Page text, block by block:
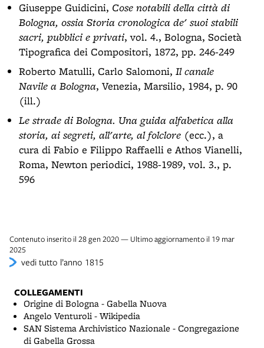
Giuseppe Guidicini, Cose notabili della città di
Bologna, ossia Storia cronologica de' suoi stabili
sacri, pubblici e privati, vol. 4., Bologna, Società
Tipografica dei Compositori, 1872, pp. 246-249
Roberto Matulli, Carlo Salomoni, Il canale
Navile a Bologna, Venezia, Marsilio, 1984, p. 90
(ill.)
Le strade di Bologna. Una guida alfabetica alla
storia, ai segreti, all'arte, al folclore (ecc.), a
cura di Fabio e Filippo Raffaelli e Athos Vianelli,
Roma, Newton periodici, 1988-1989, vol. 3., p.
596
Contenuto inserito il 28 gen 2020 — Ultimo aggiornamento il 19 mar
2025
vedi tutto l’anno 1815
COLLEGAMENTI
Origine di Bologna - Gabella Nuova
Angelo Venturoli - Wikipedia
SAN Sistema Archivistico Nazionale - Congregazione
di Gabella Grossa